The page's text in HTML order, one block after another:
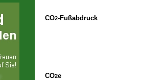
CO2-Fußabdruck
CO2e